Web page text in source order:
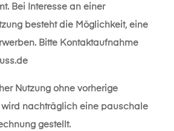
Bei Interesse an einer
besteht die Möglichkeit, eine
Bitte Kontaktaufnahme
Nutzung ohne vorherige
nachträglich eine pauschale
gestellt.